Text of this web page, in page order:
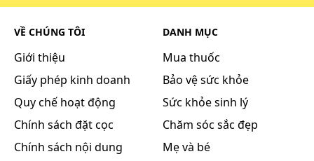
Những lưu ý khi sử dụng:
Trước khi sử dụng thuốc bạn cần đọc kỹ hướng
dẫn sử dụng và tham khảo thông tin bên dưới.
Chống chỉ định
Thuốc MedSkin Fusi chống chỉ định trong các
trường hợp sau:
VỀ CHÚNG TÔI
Giới thiệu
Giấy phép kinh doanh
Quy chế hoạt động
Chính sách đặt cọc
Chính sách nội dung
DANH MỤC
Mua thuốc
Bảo vệ sức khỏe
Sức khỏe sinh lý
Chăm sóc sắc đẹp
Mẹ và bé